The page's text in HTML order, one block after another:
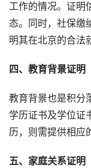
工作的情况。证明
态。同时，社保缴
明其在北京的合法
四、教育背景证明
教育背景也是积分
学历证书及学位证
历，则需提供相应
五、家庭关系证明